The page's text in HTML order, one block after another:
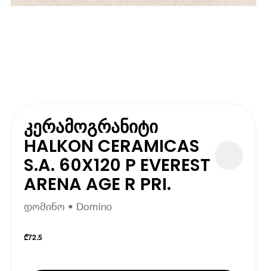
კერამოგრანიტი
HALKON CERAMICAS
S.A. 60X120 P EVEREST
ARENA AGE R PRI.
დომინო • Domino
₾72.5